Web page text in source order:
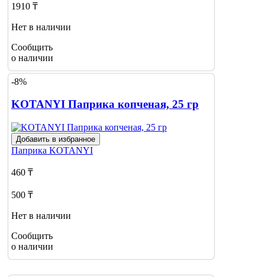
1910 ₸
Нет в наличии
Сообщить
о наличии
-8%
KOTANYI Паприка копченая, 25 гр
Добавить в избранное
Паприка KOTANYI
460 ₸
500 ₸
Нет в наличии
Сообщить
о наличии